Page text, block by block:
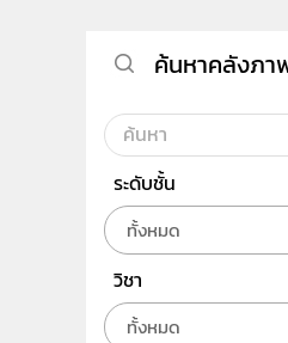
ค้นหาคลังภา
ระดับชั้น
ทั้งหมด
วิชา
ทั้งหมด